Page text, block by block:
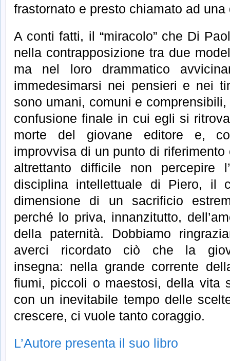
frastornato e presto chiamato ad
A conti fatti, il “miracolo” che Di
nella contrapposizione tra due
ma nel loro drammatico
immedesimarsi nei pensieri e nei
sono umani, comuni e
confusione finale in cui egli si
morte del giovane editore e,
improvvisa di un punto di
altrettanto difficile non percepire
disciplina intellettuale di Piero, il
dimensione di un sacrificio
perché lo priva, innanzitutto,
della paternità. Dobbiamo
averci ricordato ciò che la
insegna: nella grande corrente
fiumi, piccoli o maestosi, della vita
con un inevitabile tempo delle
crescere, ci vuole tanto coraggio.
L’Autore presenta il suo libro